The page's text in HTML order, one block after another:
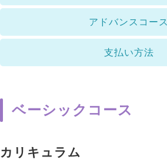
アドバンスコース
支払い方法
ベーシックコース
カリキュラム